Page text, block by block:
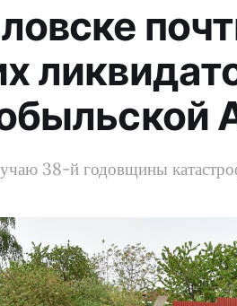
38-й годовщины